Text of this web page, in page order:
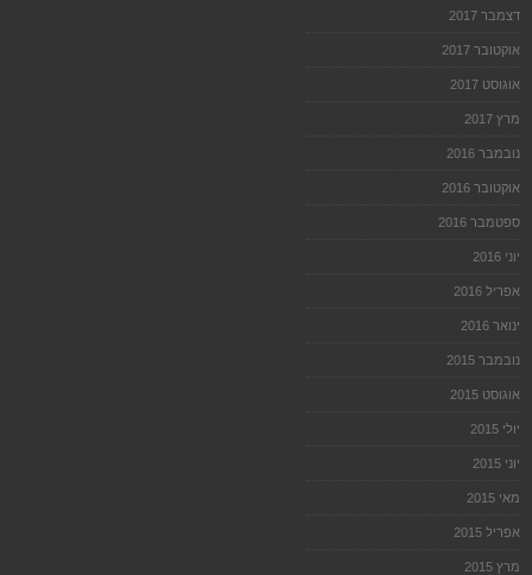
דצמבר 2017
אוקטובר 2017
אוגוסט 2017
מרץ 2017
נובמבר 2016
אוקטובר 2016
ספטמבר 2016
יוני 2016
אפריל 2016
ינואר 2016
נובמבר 2015
אוגוסט 2015
יולי 2015
יוני 2015
מאי 2015
אפריל 2015
מרץ 2015